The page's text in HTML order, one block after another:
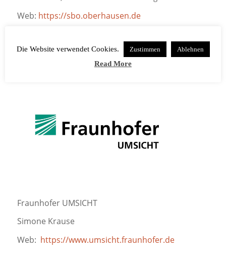
Web: https://sbo.oberhausen.de
Fraunhofer UMSICHT
Simone Krause
Web: https://www.umsicht.fraunhofer.de
Die Website verwendet Cookies. Zustimmen Ablehnen
Read More